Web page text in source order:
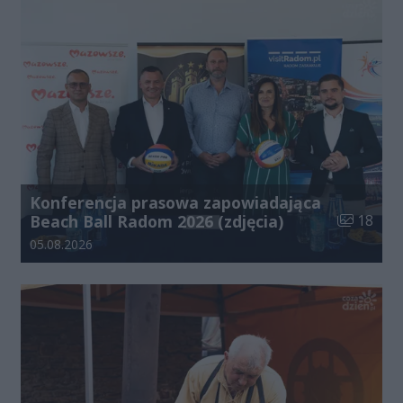
Konferencja prasowa zapowiadająca
Beach Ball Radom 2026 (zdjęcia)
Liczba
18
Data dodania galerii:
05.08.2026